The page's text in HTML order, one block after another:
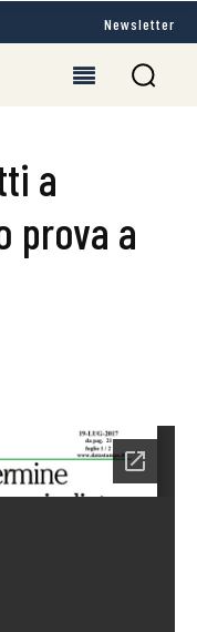
Newsletter
a
prova a